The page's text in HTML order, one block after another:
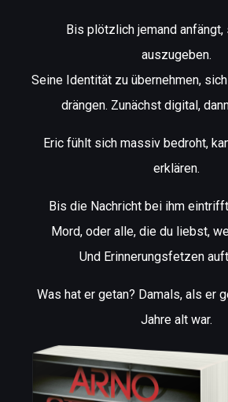
Bis plötzlich jemand anfängt,
auszugeben.
Seine Identität zu übernehmen,
drängen. Zunächst digital,
Eric fühlt sich massiv bedroht,
erklären.
Bis die Nachricht bei ihm
Mord, oder alle, die du liebst,
Und Erinnerungsfetzen
Was hat er getan? Damals, als er
Jahre alt war.